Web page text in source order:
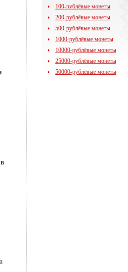
100-рублёвые монеты
200-рублёвые монеты
500-рублёвые монеты
1000-рублёвые монеты
10000-рублёвые монеты
25000-рублёвые монеты
50000-рублёвые монеты